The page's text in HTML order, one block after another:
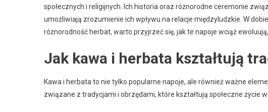
społecznych i religijnych. Ich historia oraz różnorodne ceremonie
umożliwiają zrozumienie ich wpływu na relacje międzyludzkie. W
różnorodność herbat, warto przyjrzeć się, jak te napoje wciąż
Jak kawa i herbata kształtują
Kawa i herbata to nie tylko popularne napoje, ale również ważne
związane z tradycjami i obrzędami, które kształtują społeczne życie